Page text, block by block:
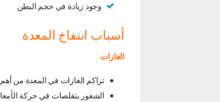
وجود زيادة في حجم البطن
أسباب انتفاخ المعدة
الغازات
تراكم الغازات في المعدة من أهم
الشعور بتقلصات في حركة